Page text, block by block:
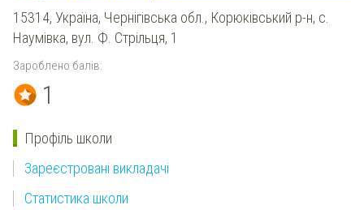
15314, Україна, Чернігівська обл., Корюківський р-н, с.
Наумівка, вул. Ф. Стрільця, 1
Зароблено балів:
1
Профіль школи
Зареєстровані викладачі
Статистика школи